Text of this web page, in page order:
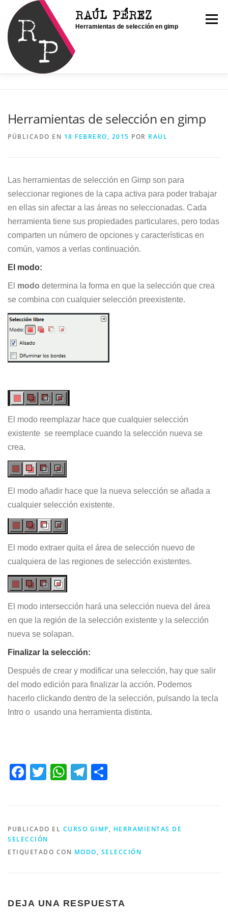
contenido
RAÚL PÉREZ
Herramientas de selección en gimp
Menú
Herramientas de selección en gimp
PÚBLICADO EN 18 FEBRERO, 2015 POR RAUL
Las herramientas de selección en Gimp son para
seleccionar regiones de la capa activa para poder trabajar
en ellas sin afectar a las áreas no seleccionadas. Cada
herramienta tiene sus propiedades particulares, pero todas
comparten un número de opciones y características en
común, vamos a verlas continuación.
El modo:
El modo determina la forma en que la selección que crea
se combina con cualquier selección preexistente.
El modo reemplazar hace que cualquier selección
existente se reemplace cuando la selección nueva se
crea.
El modo añadir hace que la nueva selección se añada a
cualquier selección existente.
El modo extraer quita el área de selección nuevo de
cualquiera de las regiones de selección existentes.
El modo intersección hará una selección nueva del área
en que la región de la selección existente y la selección
nueva se solapan.
Finalizar la selección:
Después de crear y modificar una selección, hay que salir
del modo edición para finalizar la acción. Podemos
hacerlo clickando dentro de la selección, pulsando la tecla
Intro o usando una herramienta distinta.
Facebook
Twitter
WhatsApp
Telegram
PUBLICADO EL CURSO GIMP, HERRAMIENTAS DE
SELECCIÓN
ETIQUETADO CON MODO, SELECCIÓN
DEJA UNA RESPUESTA